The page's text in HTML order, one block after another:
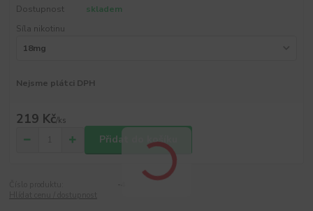
Dostupnost
skladem
Síla nikotinu
Nejsme plátci DPH
219 Kč/ks
Přidat do košíku